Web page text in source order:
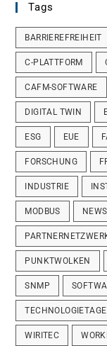
Tags
BARRIEREFREIHEIT
C-PLATTFORM
CAFM-SOFTWARE
DIGITAL TWIN
ESG EUE
FORSCHUNG
INDUSTRIE
MODBUS
PUNKTWOLKEN
SNMP
TECHNOLOGIETAGE
WIRITEC